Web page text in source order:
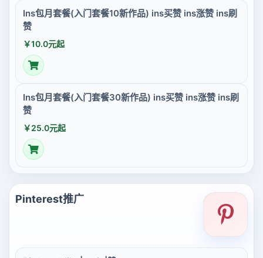
Ins包月套餐(入门套餐10新作品) ins买赞 ins涨赞 ins刷
赞
￥10.0元起
Ins包月套餐(入门套餐30新作品) ins买赞 ins涨赞 ins刷
赞
￥25.0元起
Pinterest推广